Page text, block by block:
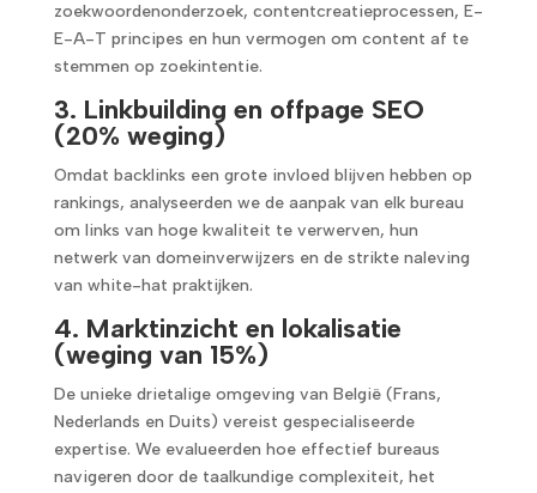
zoekwoordenonderzoek, contentcreatieprocessen, E-
E-A-T principes en hun vermogen om content af te
stemmen op zoekintentie.
3. Linkbuilding en offpage SEO
(20% weging)
Omdat backlinks een grote invloed blijven hebben op
rankings, analyseerden we de aanpak van elk bureau
om links van hoge kwaliteit te verwerven, hun
netwerk van domeinverwijzers en de strikte naleving
van white-hat praktijken.
4. Marktinzicht en lokalisatie
(weging van 15%)
De unieke drietalige omgeving van België (Frans,
Nederlands en Duits) vereist gespecialiseerde
expertise. We evalueerden hoe effectief bureaus
navigeren door de taalkundige complexiteit, het